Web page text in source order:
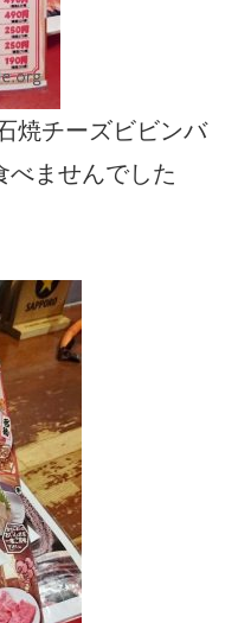
焼チーズビビンバ
べませんでした